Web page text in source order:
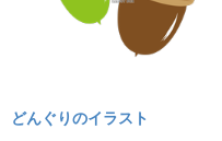
どんぐりのイラスト